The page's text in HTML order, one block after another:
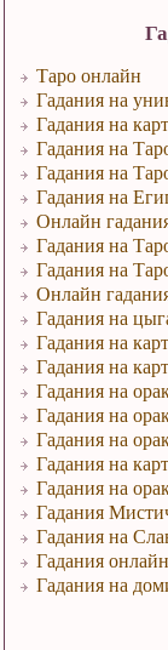
Таро онлайн
Гадания на
Гадания на
Гадания на
Гадания на
Гадания на
Онлайн
Гадания на
Гадания на
Онлайн
Гадания на
Гадания на
Гадания на
Гадания на
Гадания на
Гадания на
Гадания на
Гадания на
Гадания
Гадания на
Гадания
Гадания на